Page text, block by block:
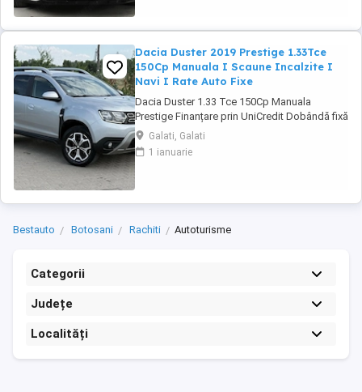
Dacia Duster 2019 Prestige 1.33Tce
150Cp Manuala I Scaune Incalzite I
Navi I Rate Auto Fixe
Dacia Duster 1.33 Tce 150Cp Manuala
Prestige Finanțare prin UniCredit Dobândă fixă
de la 7,9%* Rate fixe pe toată perioada
finanțării Aprobare rapidă Garanție inclusă
pentru autoturismele eligibile Transport la
Galati, Galati
1 ianuarie
Bestauto Botosani Rachiti Autoturisme
Categorii
Județe
Localități